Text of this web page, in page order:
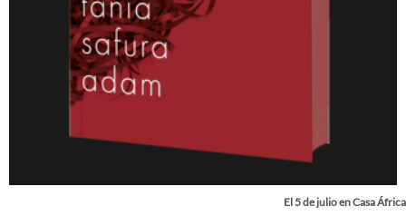
El 5 de julio en Casa África